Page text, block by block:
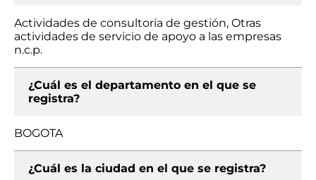
Actividades de consultoría de gestión, Otras
actividades de servicio de apoyo a las empresas
n.c.p.
¿Cuál es el departamento en el que se
registra?
BOGOTA
¿Cuál es la ciudad en el que se registra?